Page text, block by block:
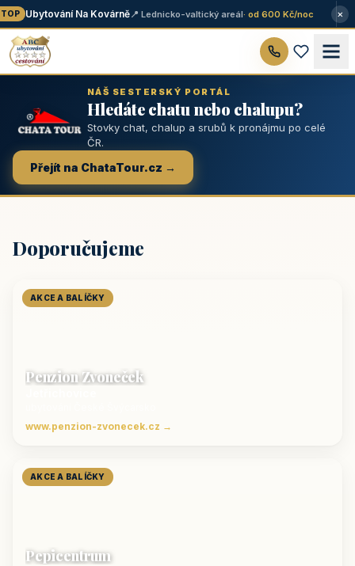
Ubytování Na Kovárně📍 Lednicko-valtický areál· od 600 Kč/noc ×
NÁŠ SESTERSKÝ PORTÁL
Hledáte chatu nebo chalupu?
Stovky chat, chalup a srubů k pronájmu po celé
ČR.
Přejít na ChataTour.cz →
Doporučujeme
AKCE A BALÍČKY
Penzion Zvoneček
www.penzion-zvonecek.cz →
AKCE A BALÍČKY
Pepicentrum